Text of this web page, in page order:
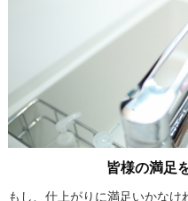
皆様の満足
もし、仕上がりに満足いかなけ